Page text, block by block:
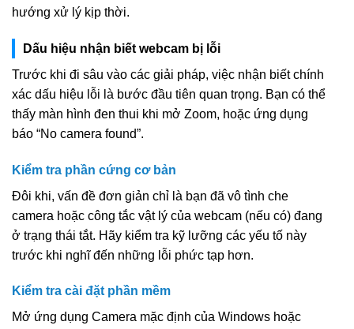
hướng xử lý kịp thời.
Dấu hiệu nhận biết webcam bị lỗi
Trước khi đi sâu vào các giải pháp, việc nhận biết chính
xác dấu hiệu lỗi là bước đầu tiên quan trọng. Bạn có thể
thấy màn hình đen thui khi mở Zoom, hoặc ứng dụng
báo “No camera found”.
Kiểm tra phần cứng cơ bản
Đôi khi, vấn đề đơn giản chỉ là bạn đã vô tình che
camera hoặc công tắc vật lý của webcam (nếu có) đang
ở trạng thái tắt. Hãy kiểm tra kỹ lưỡng các yếu tố này
trước khi nghĩ đến những lỗi phức tạp hơn.
Kiểm tra cài đặt phần mềm
Mở ứng dụng Camera mặc định của Windows hoặc